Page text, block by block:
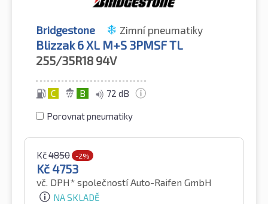
Bridgestone Zimní pneumatiky
Blizzak 6 XL M+S 3PMSF TL
255/35R18 94V
C B 72 dB
Porovnat pneumatiky
Kč4850 -2%
Kč4753
vč. DPH* společností Auto-Raifen GmbH
NA SKLADĚ